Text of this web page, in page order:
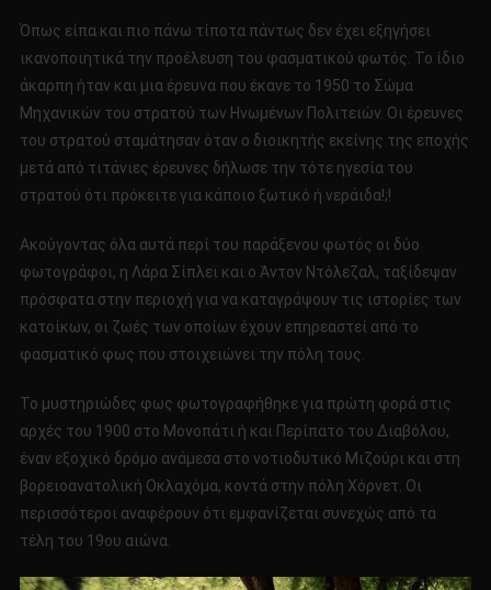
Όπως είπα και πιο πάνω τίποτα πάντως δεν έχει εξηγήσει
ικανοποιητικά την προέλευση του φασματικού φωτός. Το ίδιο
άκαρπη ήταν και μια έρευνα που έκανε το 1950 το Σώμα
Μηχανικών του στρατού των Ηνωμένων Πολιτειών. Οι έρευνες
του στρατού σταμάτησαν όταν ο διοικητής εκείνης της εποχής
μετά από τιτάνιες έρευνες δήλωσε την τότε ηγεσία του
στρατού ότι πρόκειτε για κάποιο ξωτικό ή νεράιδα!;!
Ακούγοντας όλα αυτά περί του παράξενου φωτός οι δύο
φωτογράφοι, η Λάρα Σίπλεϊ και ο Άντον Ντόλεζαλ, ταξίδεψαν
πρόσφατα στην περιοχή για να καταγράψουν τις ιστορίες των
κατοίκων, οι ζωές των οποίων έχουν επηρεαστεί από το
φασματικό φως που στοιχειώνει την πόλη τους.
Το μυστηριώδες φως φωτογραφήθηκε για πρώτη φορά στις
αρχές του 1900 στο Μονοπάτι ή και Περίπατο του Διαβόλου,
έναν εξοχικό δρόμο ανάμεσα στο νοτιοδυτικό Μιζούρι και στη
βορειοανατολική Οκλαχόμα, κοντά στην πόλη Χόρνετ. Οι
περισσότεροι αναφέρουν ότι εμφανίζεται συνεχώς από τα
τέλη του 19ου αιώνα.